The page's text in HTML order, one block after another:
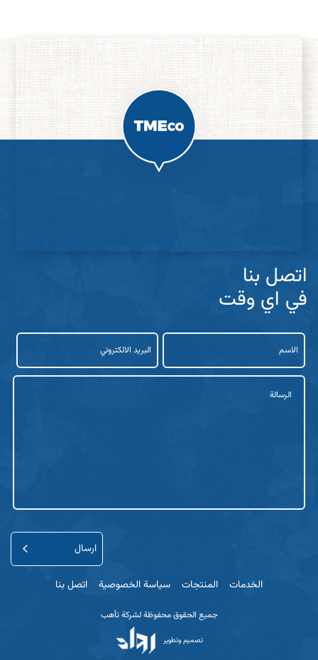
اتصل بنا
في اي وقت
الاسم
البريد
الالكتروني
الرسالة
الخدمات المنتجات سياسة الخصوصية اتصل بنا
جميع الحقوق محفوظة لشركة تأهب
تصميم وتطوير